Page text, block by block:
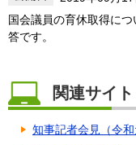
国会議員の育休取得に
答です。
関連サイト
知事記者会見（令和